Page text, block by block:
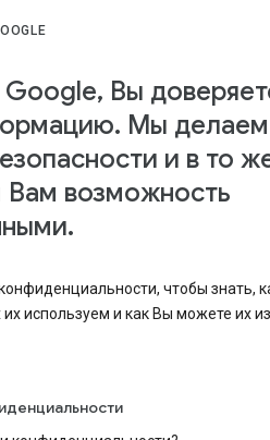
Вы
Мы делаем
и в то
Вам возможность
чтобы знать,
используем и как Вы можете их